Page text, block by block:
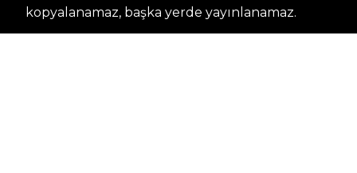
kopyalanamaz, başka yerde yayınlanamaz.